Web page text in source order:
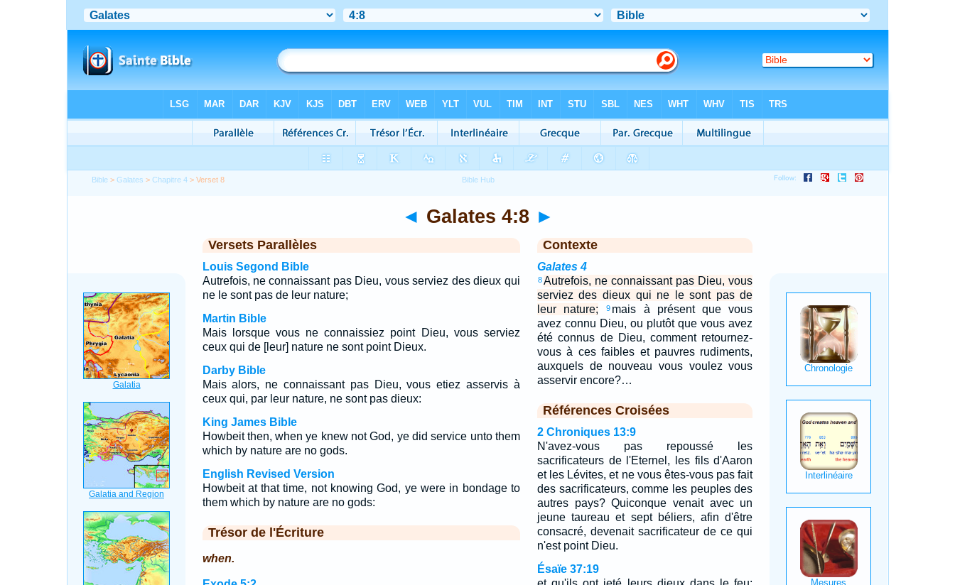
Bible >Galates >Chapitre 4 > Verset 8
◄ Galates 4:8 ►
Versets Parallèles
Louis Segond Bible
Autrefois, ne connaissant pas Dieu, vous serviez des dieux qui
ne le sont pas de leur nature;
Martin Bible
Mais lorsque vous ne connaissiez point Dieu, vous serviez
ceux qui de [leur] nature ne sont point Dieux.
Darby Bible
Mais alors, ne connaissant pas Dieu, vous etiez asservis à
ceux qui, par leur nature, ne sont pas dieux:
King James Bible
Howbeit then, when ye knew not God, ye did service unto them
which by nature are no gods.
English Revised Version
Howbeit at that time, not knowing God, ye were in bondage to
them which by nature are no gods:
Trésor de l'Écriture
when.
Contexte
Galates 4
8Autrefois, ne connaissant pas Dieu, vous
serviez des dieux qui ne le sont pas de
leur nature;
9 mais à présent que vous
avez connu Dieu, ou plutôt que vous avez
été connus de Dieu, comment retournez-
vous à ces faibles et pauvres rudiments,
auxquels de nouveau vous voulez vous
asservir encore?…
Références Croisées
2 Chroniques 13:9
N'avez-vous pas repoussé les
sacrificateurs de l'Eternel, les fils d'Aaron
et les Lévites, et ne vous êtes-vous pas fait
des sacrificateurs, comme les peuples des
autres pays? Quiconque venait avec un
jeune taureau et sept béliers, afin d'être
consacré, devenait sacrificateur de ce qui
n'est point Dieu.
Ésaïe 37:19